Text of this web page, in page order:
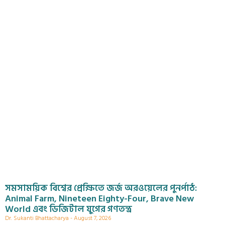
সমসাময়িক বিশ্বের প্রেক্ষিতে জর্জ অরওয়েলের পুনর্পাঠ:
Animal Farm, Nineteen Eighty-Four, Brave New
World এবং ডিজিটাল যুগের গণতন্ত্র
Dr. Sukanti Bhattacharya August 7, 2026